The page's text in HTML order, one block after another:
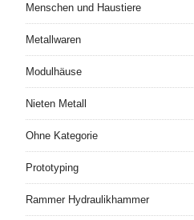
Menschen und Haustiere
Metallwaren
Modulhäuse
Nieten Metall
Ohne Kategorie
Prototyping
Rammer Hydraulikhammer